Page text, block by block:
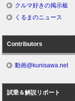
クルマ好きの掲示板
くるまのニュース
Contributors
動画@kunisawa.net
試乗＆解説リポート